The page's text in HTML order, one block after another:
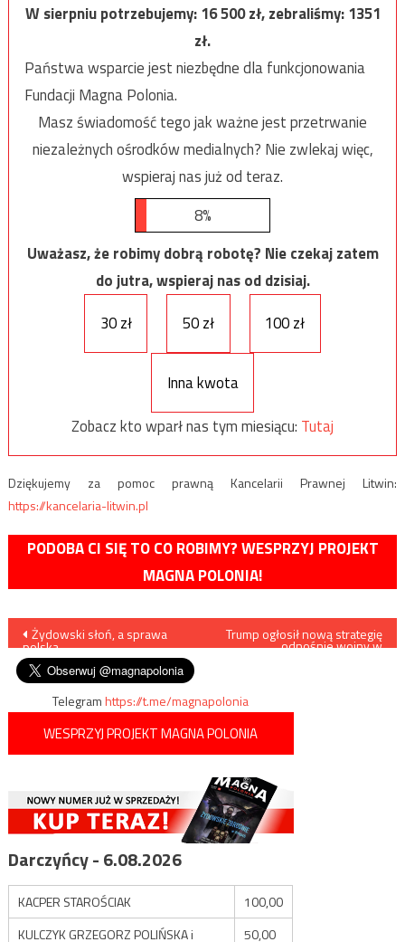
W sierpniu potrzebujemy:16 500zł, zebraliśmy:1351
zł.
Państwa wsparcie jest niezbędne dla funkcjonowania
Fundacji Magna Polonia.
Masz świadomość tego jak ważne jest przetrwanie
niezależnych ośrodków medialnych? Nie zwlekaj więc,
wspieraj nas już od teraz.
8%
Uważasz, że robimy dobrą robotę? Nie czekaj zatem
do jutra, wspieraj nas od dzisiaj.
30 zł
50 zł 100 zł
Inna kwota
Zobacz kto wparł nas tym miesiącu: Tutaj
Dziękujemy za pomoc prawną Kancelarii Prawnej Litwin:
https://kancelaria-litwin.pl
PODOBA CI SIĘ TO CO ROBIMY? WESPRZYJ PROJEKT
MAGNA POLONIA!
Nawigacja
wpisu
Żydowski słoń, a sprawa
polska
Trump ogłosił nową strategię
odnośnie wojny w
Telegramhttps://t.me/magnapolonia
WESPRZYJ PROJEKT MAGNA POLONIA
Darczyńcy - 6.08.2026
KACPER STAROŚCIAK
100,00
KULCZYK GRZEGORZ POLIŃSKA i
50,00